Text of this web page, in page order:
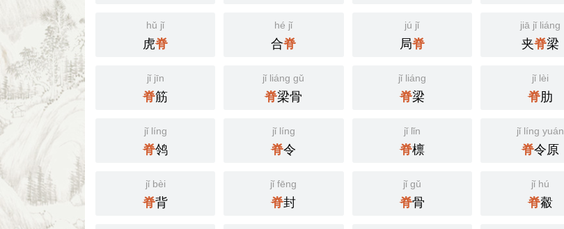
hǔ jǐ
虎脊
hé jǐ
合脊
jú jǐ
局脊
jiā jǐ liáng
夹脊梁
jǐ jīn
脊筋
jǐ liáng gǔ
脊梁骨
jǐ liáng
脊梁
jǐ lèi
脊肋
jǐ líng
脊鸰
jǐ líng
脊令
jǐ lǐn
脊檩
jǐ líng yuán
脊令原
jǐ bèi
脊背
jǐ fēng
脊封
jǐ gǔ
脊骨
jǐ hú
脊觳